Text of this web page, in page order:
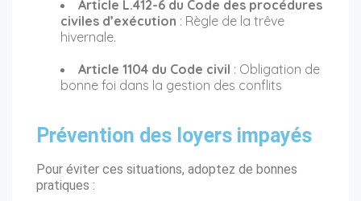
Article L.412-6 du Code des procédures
civiles d’exécution : Règle de la trêve
hivernale.
Article 1104 du Code civil : Obligation de
bonne foi dans la gestion des conflits
Prévention des loyers impayés
Pour éviter ces situations, adoptez de bonnes
pratiques :